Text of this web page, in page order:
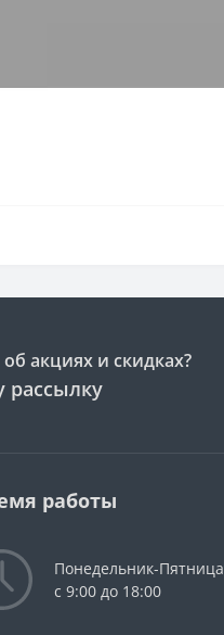
акциях и скидках?
работы
Понедельник-Пятница
с 9:00 до 18:00